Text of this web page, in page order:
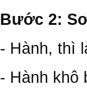
Bước 2:
- Hành, thì
- Hành khô